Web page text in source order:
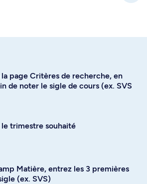
page Critères de recherche, en
de noter le sigle de cours (ex. SVS
le trimestre souhaité
Matière, entrez les 3 premières
(ex. SVS)